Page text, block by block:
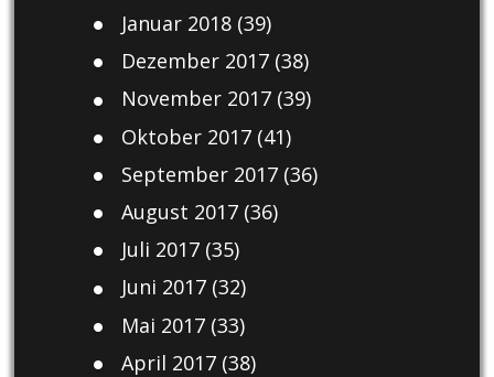
Januar 2018(39)
Dezember 2017(38)
November 2017(39)
Oktober 2017(41)
September 2017(36)
August 2017(36)
Juli 2017(35)
Juni 2017(32)
Mai 2017(33)
April 2017(38)